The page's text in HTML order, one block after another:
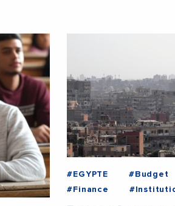
#EGYPTE #Budget
#Finance